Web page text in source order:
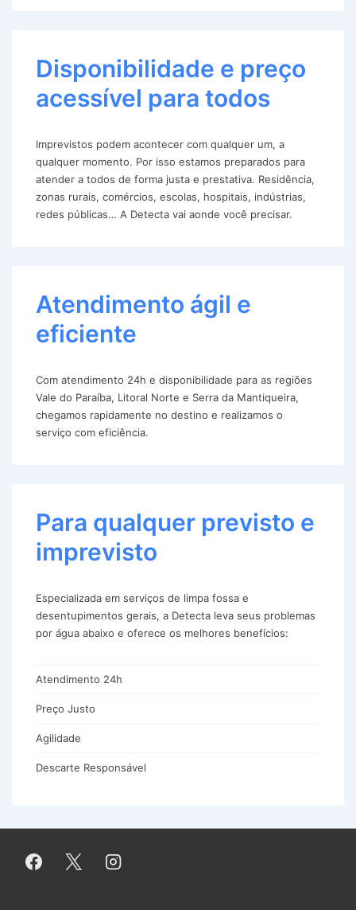
Disponibilidade e preço
acessível para todos
Imprevistos podem acontecer com qualquer um, a
qualquer momento. Por isso estamos preparados para
atender a todos de forma justa e prestativa. Residência,
zonas rurais, comércios, escolas, hospitais, indústrias,
redes públicas… A Detecta vai aonde você precisar.
Atendimento ágil e
eficiente
Com atendimento 24h e disponibilidade para as regiões
Vale do Paraíba, Litoral Norte e Serra da Mantiqueira,
chegamos rapidamente no destino e realizamos o
serviço com eficiência.
Para qualquer previsto e
imprevisto
Especializada em serviços de limpa fossa e
desentupimentos gerais, a Detecta leva seus problemas
por água abaixo e oferece os melhores benefícios:
Atendimento 24h
Preço Justo
Agilidade
Descarte Responsável